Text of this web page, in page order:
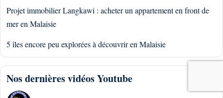
Projet immobilier Langkawi : acheter un appartement en front de
mer en Malaisie
5 îles encore peu explorées à découvrir en Malaisie
Nos dernières vidéos Youtube